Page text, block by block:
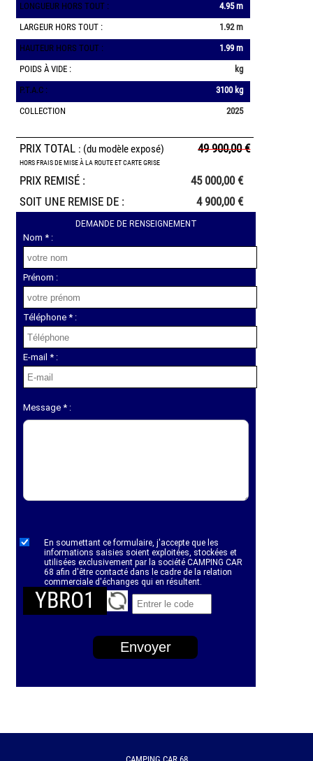
LONGUEUR HORS TOUT :
4.95 m
LARGEUR HORS TOUT :
1.92 m
HAUTEUR HORS TOUT :
1.99 m
POIDS À VIDE :
kg
P.T.A.C :
3100 kg
COLLECTION
2025
PRIX TOTAL : (du modèle exposé)
HORS FRAIS DE MISE À LA ROUTE ET CARTE GRISE
49 900,00 €
PRIX REMISÉ :
45 000,00 €
SOIT UNE REMISE DE :
4 900,00 €
DEMANDE DE RENSEIGNEMENT
Nom * :
Prénom :
Téléphone * :
E-mail * :
Message * :
En soumettant ce formulaire, j'accepte que les
informations saisies soient exploitées, stockées et
utilisées exclusivement par la société CAMPING CAR
68 afin d'être contacté dans le cadre de la relation
commerciale d'échanges qui en résultent.
YBRO1
Envoyer